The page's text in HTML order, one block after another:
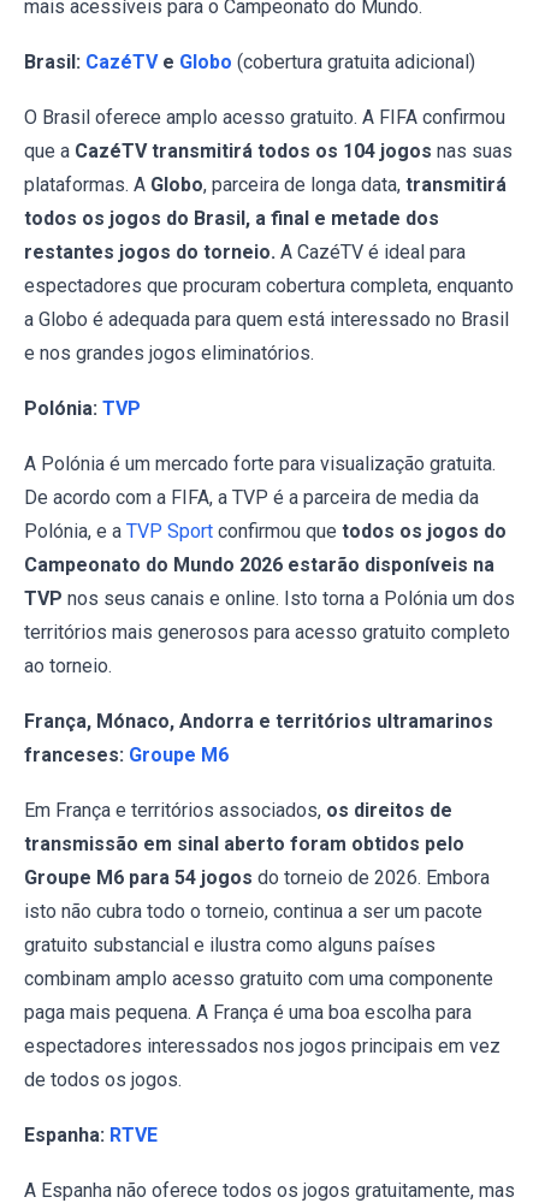
mais acessíveis para o Campeonato do Mundo.
Brasil: CazéTVe Globo (cobertura gratuita adicional)
O Brasil oferece amplo acesso gratuito. A FIFA confirmou
que a CazéTV transmitirá todos os 104 jogos nas suas
plataformas. A Globo, parceira de longa data, transmitirá
todos os jogos do Brasil, a final e metade dos
restantes jogos do torneio. A CazéTV é ideal para
espectadores que procuram cobertura completa, enquanto
a Globo é adequada para quem está interessado no Brasil
e nos grandes jogos eliminatórios.
Polónia: TVP
A Polónia é um mercado forte para visualização gratuita.
De acordo com a FIFA, a TVP é a parceira de media da
Polónia, e a TVP Sport confirmou que todos os jogos do
Campeonato do Mundo 2026 estarão disponíveis na
TVP nos seus canais e online. Isto torna a Polónia um dos
territórios mais generosos para acesso gratuito completo
ao torneio.
França, Mónaco, Andorra e territórios ultramarinos
franceses: Groupe M6
Em França e territórios associados, os direitos de
transmissão em sinal aberto foram obtidos pelo
Groupe M6 para 54 jogos do torneio de 2026. Embora
isto não cubra todo o torneio, continua a ser um pacote
gratuito substancial e ilustra como alguns países
combinam amplo acesso gratuito com uma componente
paga mais pequena. A França é uma boa escolha para
espectadores interessados nos jogos principais em vez
de todos os jogos.
Espanha: RTVE
A Espanha não oferece todos os jogos gratuitamente, mas